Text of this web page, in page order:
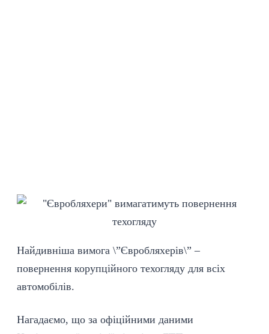
Найдивніша вимога \”Євробляхерів\” –
повернення корупційного техогляду для всіх
автомобілів.
Нагадаємо, що за офіційними даними